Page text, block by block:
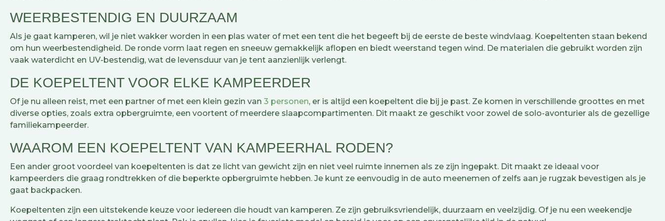
houden
Muskietennet voor ventilatie zonder ongewenste insecten
Verkrijgbaar in de 2-, 3- en 4-persoons uitvoering
camping of festivalweide. Je vindt deze tent in onze categorie
buiten.
WEERBESTENDIG EN DUURZAAM
Als je gaat kamperen, wil je niet wakker worden in een plas water of met een tent die het begeeft bij de eerste de beste windvlaag. Koepeltenten staan bekend
om hun weerbestendigheid. De ronde vorm laat regen en sneeuw gemakkelijk aflopen en biedt weerstand tegen wind. De materialen die gebruikt worden zijn
vaak waterdicht en UV-bestendig, wat de levensduur van je tent aanzienlijk verlengt.
DE KOEPELTENT VOOR ELKE KAMPEERDER
Of je nu alleen reist, met een partner of met een klein gezin van 3 personen, er is altijd een koepeltent die bij je past. Ze komen in verschillende groottes en met
diverse opties, zoals extra opbergruimte, een voortent of meerdere slaapcompartimenten. Dit maakt ze geschikt voor zowel de solo-avonturier als de gezellige
familiekampeerder.
WAAROM EEN KOEPELTENT VAN KAMPEERHAL RODEN?
Een ander groot voordeel van koepeltenten is dat ze licht van gewicht zijn en niet veel ruimte innemen als ze zijn ingepakt. Dit maakt ze ideaal voor
kampeerders die graag rondtrekken of die beperkte opbergruimte hebben. Je kunt ze eenvoudig in de auto meenemen of zelfs aan je rugzak bevestigen als je
gaat backpacken.
Koepeltenten zijn een uitstekende keuze voor iedereen die houdt van kamperen. Ze zijn gebruiksvriendelijk, duurzaam en veelzijdig. Of je nu een weekendje